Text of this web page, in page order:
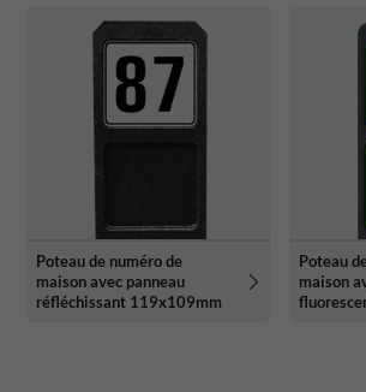
Poteau de numéro de
maison avec panneau
réfléchissant 119x109mm
Poteau
maison